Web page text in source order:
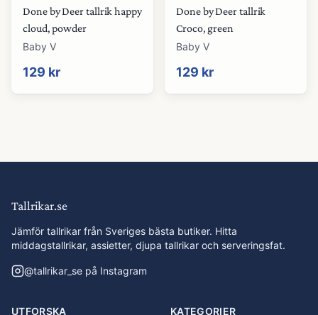
Done by Deer tallrik happy
cloud, powder
Baby V
129 kr
Done by Deer tallrik
Croco, green
Baby V
129 kr
Tallrikar.se
Jämför tallrikar från Sveriges bästa butiker. Hitta
middagstallrikar, assietter, djupa tallrikar och serveringsfat.
@tallrikar_se på Instagram
UTFORSKA KATEGORIER